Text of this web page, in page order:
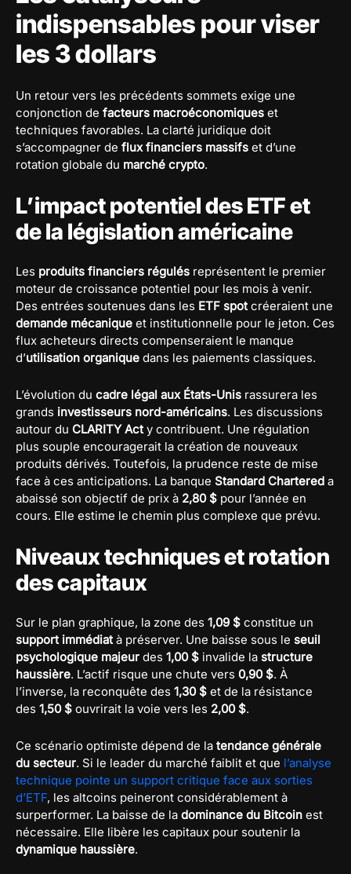
indispensables pour viser
les 3 dollars
Un retour vers les précédents sommets exige une
conjonction de facteurs macroéconomiques et
techniques favorables. La clarté juridique doit
s’accompagner de flux financiers massifs et d’une
rotation globale du marché crypto.
L’impact potentiel des ETF et
de la législation américaine
Les produits financiers régulés représentent le premier
moteur de croissance potentiel pour les mois à venir.
Des entrées soutenues dans les ETF spotcréeraient une
demande mécanique et institutionnelle pour le jeton. Ces
flux acheteurs directs compenseraient le manque
d’utilisation organique dans les paiements classiques.
L’évolution du cadre légal aux États-Unis rassurera les
grands investisseurs nord-américains. Les discussions
autour du CLARITY Acty contribuent. Une régulation
plus souple encouragerait la création de nouveaux
produits dérivés. Toutefois, la prudence reste de mise
face à ces anticipations. La banque Standard Chartered a
abaissé son objectif de prix à 2,80 $ pour l’année en
cours. Elle estime le chemin plus complexe que prévu.
Niveaux techniques et rotation
des capitaux
Sur le plan graphique, la zone des 1,09 $ constitue un
support immédiatà préserver. Une baisse sous le seuil
psychologique majeur des 1,00 $ invalide la structure
haussière. L’actif risque une chute vers 0,90 $. À
l’inverse, la reconquête des 1,30 $ et de la résistance
des 1,50 $ ouvrirait la voie vers les 2,00 $.
Ce scénario optimiste dépend de la tendance générale
du secteur. Si le leader du marché faiblit et que l’analyse
technique pointe un support critique face aux sorties
d’ETF, les altcoins peineront considérablement à
surperformer. La baisse de la dominance du Bitcoin est
nécessaire. Elle libère les capitaux pour soutenir la
dynamique haussière.